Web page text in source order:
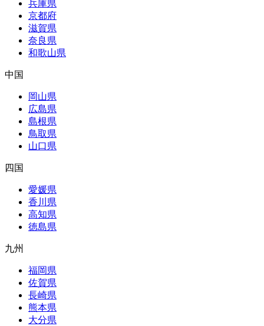
兵庫県
京都府
滋賀県
奈良県
和歌山県
中国
岡山県
広島県
島根県
鳥取県
山口県
四国
愛媛県
香川県
高知県
徳島県
九州
福岡県
佐賀県
長崎県
熊本県
大分県